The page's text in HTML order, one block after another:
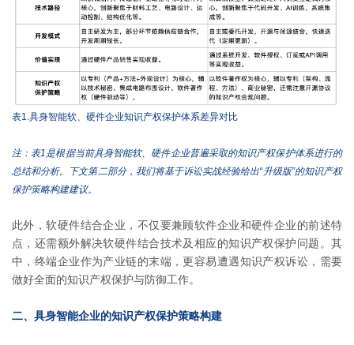
表1.具身智能软、硬件企业知识产权保护体系差异对比
注：表1是根据当前具身智能软、硬件企业普遍采取的知识产权保护体系进行的
总结和分析。下文第二部分，我们将基于诉讼实战经验给出“升级版”的知识产权
保护策略构建建议。
此外，软硬件结合企业，不仅要兼顾软件企业和硬件企业的前述特
点，还需额外解决软硬件结合技术及相应的知识产权保护问题。其
中，终端企业作为产业链的末端，更容易遭遇知识产权诉讼，需要
做好全面的知识产权保护与防御工作。
二、具身智能企业的知识产权保护策略构建